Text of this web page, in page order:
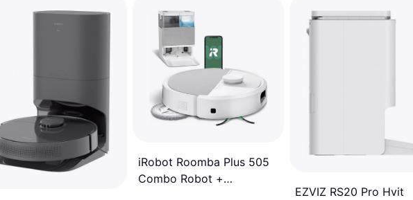
iRobot Roomba Plus 505
Combo Robot +
EZVIZ RS20 Pro Hvit